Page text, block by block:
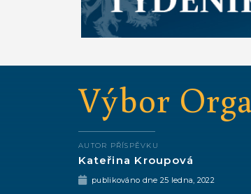
Výbor
AUTOR PŘÍSPĚVKU
Kateřina Kroupová
publikováno dne 25 ledna, 2022